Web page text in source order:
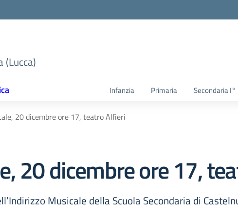
(Lucca)
Infanzia Primaria Secondaria I°
20 dicembre ore 17, teatro Alfieri
20 dicembre ore 17,
Musicale della Scuola Secondaria di